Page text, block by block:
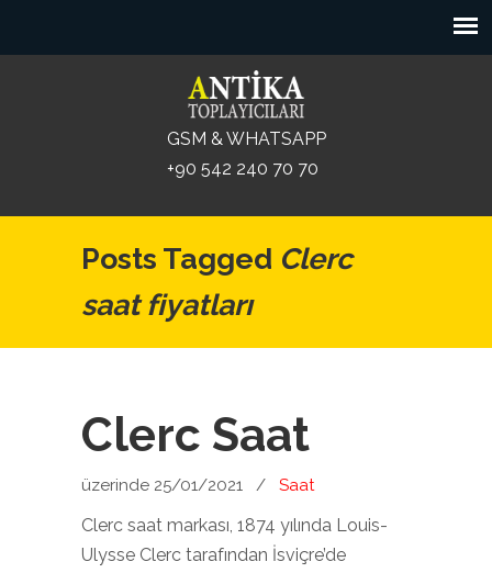
GSM & WHATSAPP
+90 542 240 70 70
Posts Tagged Clerc
saat fiyatları
Clerc Saat
üzerinde 25/01/2021 / Saat
Clerc saat markası, 1874 yılında Louis-
Ulysse Clerc tarafından İsviçre’de